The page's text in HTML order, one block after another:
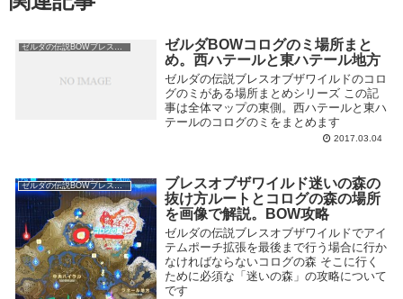
ゼルダBOWコログのミ場所まと
め。西ハテールと東ハテール地方
ゼルダの伝説ブレスオブザワイルドのコロ
グのミがある場所まとめシリーズ この記
事は全体マップの東側。西ハテールと東ハ
テールのコログのミをまとめます
2017.03.04
ゼルダの伝説BOWブレスオブザワイルド
ブレスオブザワイルド迷いの森の
抜け方ルートとコログの森の場所
を画像で解説。BOW攻略
ゼルダの伝説ブレスオブザワイルドでアイ
テムポーチ拡張を最後まで行う場合に行か
なければならないコログの森 そこに行く
ために必須な「迷いの森」の攻略について
です